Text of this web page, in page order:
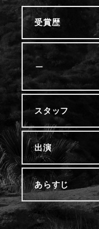
受賞歴
－
スタッフ
出演
あらすじ